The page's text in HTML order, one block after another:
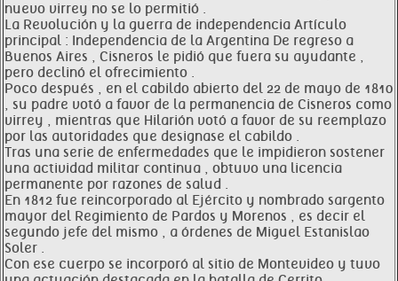
nuevo virrey no se lo permitió .
La Revolución y la guerra de independencia Artículo
principal : Independencia de la Argentina De regreso a
Buenos Aires , Cisneros le pidió que fuera su ayudante ,
pero declinó el ofrecimiento .
Poco después , en el cabildo abierto del 22 de mayo de 1810
, su padre votó a favor de la permanencia de Cisneros como
virrey , mientras que Hilarión votó a favor de su reemplazo
por las autoridades que designase el cabildo .
Tras una serie de enfermedades que le impidieron sostener
una actividad militar continua , obtuvo una licencia
permanente por razones de salud .
En 1812 fue reincorporado al Ejército y nombrado sargento
mayor del Regimiento de Pardos y Morenos , es decir el
segundo jefe del mismo , a órdenes de Miguel Estanislao
Soler .
Con ese cuerpo se incorporó al sitio de Montevideo y tuvo